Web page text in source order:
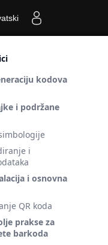
kodova
i podržane
i
i osnovna
QR koda
prakse za
barkoda